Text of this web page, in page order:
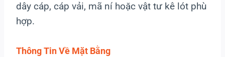
dây cáp, cáp vải, mã ní hoặc vật tư kê lót phù
hợp.
Thông Tin Về Mặt Bằng